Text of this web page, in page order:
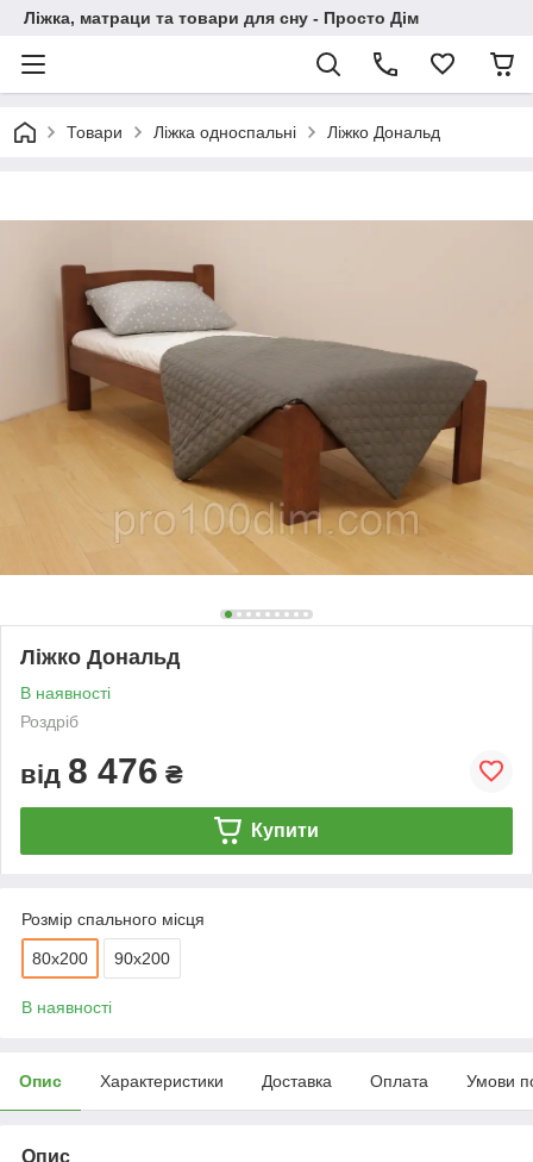
Ліжка, матраци та товари для сну - Просто Дім
Товари Ліжка односпальні Ліжко Дональд
Ліжко Дональд
В наявності
Роздріб
від 8 476 ₴
Купити
Розмір спального місця
80х200 90х200
В наявності
Опис Характеристики Доставка Оплата Умови
Опис